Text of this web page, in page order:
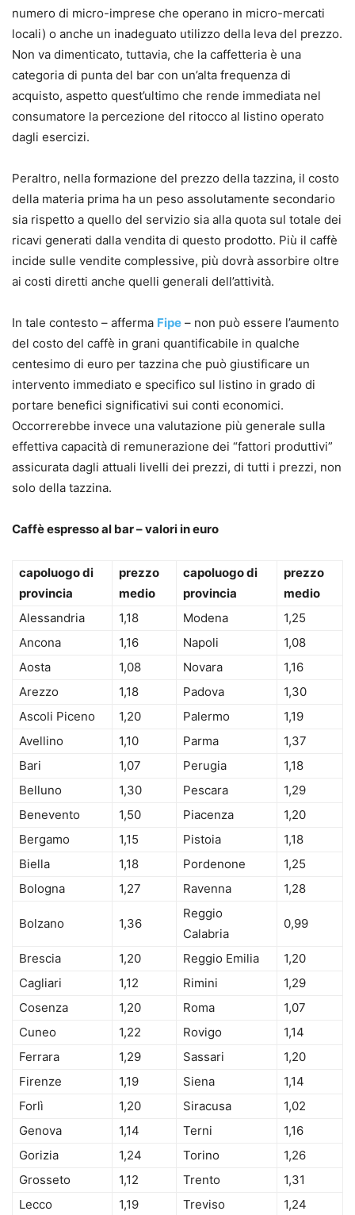
numero di micro-imprese che operano in micro-mercati
locali) o anche un inadeguato utilizzo della leva del prezzo.
Non va dimenticato, tuttavia, che la caffetteria è una
categoria di punta del bar con un’alta frequenza di
acquisto, aspetto quest’ultimo che rende immediata nel
consumatore la percezione del ritocco al listino operato
dagli esercizi.
Peraltro, nella formazione del prezzo della tazzina, il costo
della materia prima ha un peso assolutamente secondario
sia rispetto a quello del servizio sia alla quota sul totale dei
ricavi generati dalla vendita di questo prodotto. Più il caffè
incide sulle vendite complessive, più dovrà assorbire oltre
ai costi diretti anche quelli generali dell’attività.
In tale contesto – afferma Fipe – non può essere l’aumento
del costo del caffè in grani quantificabile in qualche
centesimo di euro per tazzina che può giustificare un
intervento immediato e specifico sul listino in grado di
portare benefici significativi sui conti economici.
Occorrerebbe invece una valutazione più generale sulla
effettiva capacità di remunerazione dei “fattori produttivi”
assicurata dagli attuali livelli dei prezzi, di tutti i prezzi, non
solo della tazzina.
Caffè espresso al bar – valori in euro
capoluogo di
provincia
prezzo
medio
capoluogo di
provincia
prezzo
medio
Alessandria
1,18 Modena
1,25
Ancona
1,16 Napoli
1,08
Aosta
1,08 Novara
1,16
Arezzo
1,18 Padova
1,30
Ascoli Piceno
1,20 Palermo
1,19
Avellino
1,10 Parma
1,37
Bari
1,07 Perugia
1,18
Belluno
1,30 Pescara
1,29
Benevento
1,50 Piacenza
1,20
Bergamo
1,15 Pistoia
1,18
Biella
1,18 Pordenone
1,25
Bologna
1,27 Ravenna 1,28
Bolzano 1,36
Reggio
Calabria
0,99
Brescia 1,20 Reggio Emilia
1,20
Cagliari
1,12 Rimini
1,29
Cosenza
1,20 Roma
1,07
Cuneo
1,22 Rovigo
1,14
Ferrara
1,29 Sassari
1,20
Firenze
1,19 Siena
1,14
Forlì
1,20 Siracusa
1,02
Genova
1,14 Terni
1,16
Gorizia
1,24 Torino
1,26
Grosseto
1,12 Trento
1,31
Lecco
1,19 Treviso
1,24